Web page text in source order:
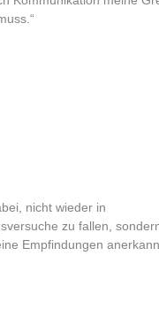
nicht wieder in
zu fallen,
Empfindungen